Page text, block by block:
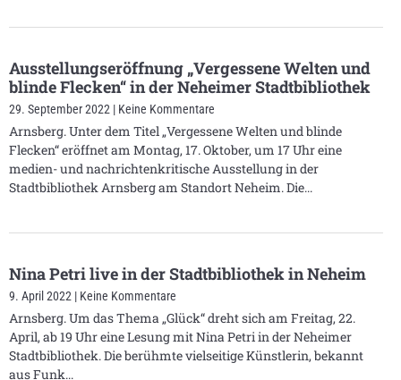
Ausstellungseröffnung „Vergessene Welten und
blinde Flecken“ in der Neheimer Stadtbibliothek
29. September 2022 Keine Kommentare
Arnsberg. Unter dem Titel „Vergessene Welten und blinde
Flecken“ eröffnet am Montag, 17. Oktober, um 17 Uhr eine
medien- und nachrichtenkritische Ausstellung in der
Stadtbibliothek Arnsberg am Standort Neheim. Die
Nina Petri live in der Stadtbibliothek in Neheim
9. April 2022 Keine Kommentare
Arnsberg. Um das Thema „Glück“ dreht sich am Freitag, 22.
April, ab 19 Uhr eine Lesung mit Nina Petri in der Neheimer
Stadtbibliothek. Die berühmte vielseitige Künstlerin, bekannt
aus Funk